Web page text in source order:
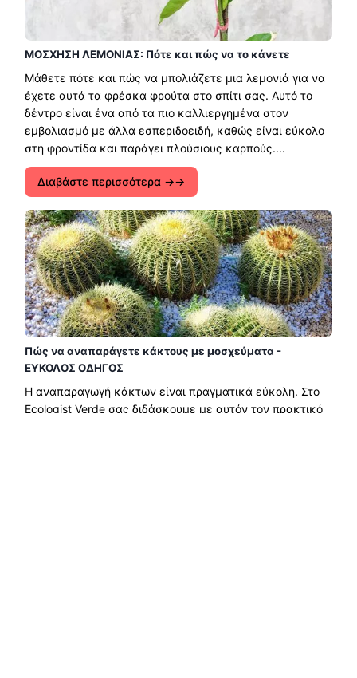
ΜΟΣΧΗΣΗ ΛΕΜΟΝΙΑΣ: Πότε και πώς να το κάνετε
Μάθετε πότε και πώς να μπολιάζετε μια λεμονιά για να
έχετε αυτά τα φρέσκα φρούτα στο σπίτι σας. Αυτό το
δέντρο είναι ένα από τα πιο καλλιεργημένα στον
εμβολιασμό με άλλα εσπεριδοειδή, καθώς είναι εύκολο
στη φροντίδα και παράγει πλούσιους καρπούς....
Διαβάστε περισσότερα →
Πώς να αναπαράγετε κάκτους με μοσχεύματα -
ΕΥΚΟΛΟΣ ΟΔΗΓΟΣ
Η αναπαραγωγή κάκτων είναι πραγματικά εύκολη. Στο
Ecologist Verde σας διδάσκουμε με αυτόν τον πρακτικό